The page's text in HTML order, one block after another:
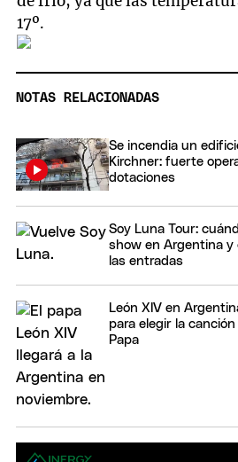
17º.
NOTAS RELACIONADAS
Se incendia un
Kirchner: fuerte
dotaciones
Soy Luna Tour:
show en Argentina y
las entradas
León XIV en
para elegir la
Papa